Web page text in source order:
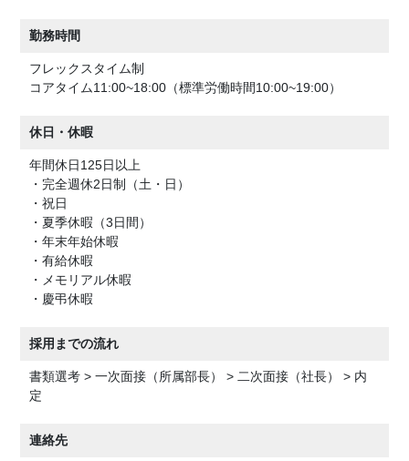
勤務時間
フレックスタイム制
コアタイム11:00~18:00（標準労働時間10:00~19:00）
休日・休暇
年間休日125日以上
・完全週休2日制（土・日）
・祝日
・夏季休暇（3日間）
・年末年始休暇
・有給休暇
・メモリアル休暇
・慶弔休暇
採用までの流れ
書類選考 > 一次面接（所属部長） > 二次面接（社長） > 内
定
連絡先